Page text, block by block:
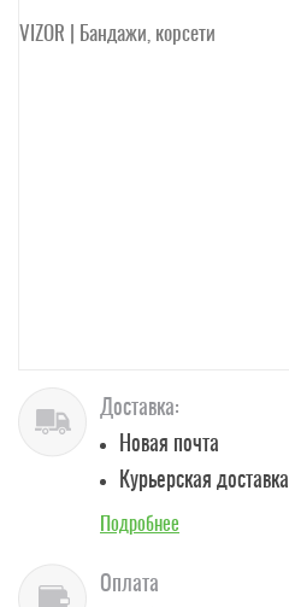
VIZOR | Бандажи, корсети
Доставка:
Новая почта
Курьерская доставка
Подробнее
Оплата